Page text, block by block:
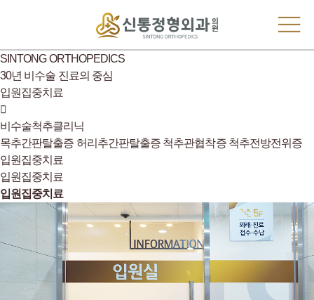
SINTONG ORTHOPEDICS
30년 비수술 진료의 중심
입원집중치료
비수술척추클리닉
목추간판탈출증 허리추간판탈출증 척추관협착증 척추전방전위증
입원집중치료
입원집중치료
입원집중치료